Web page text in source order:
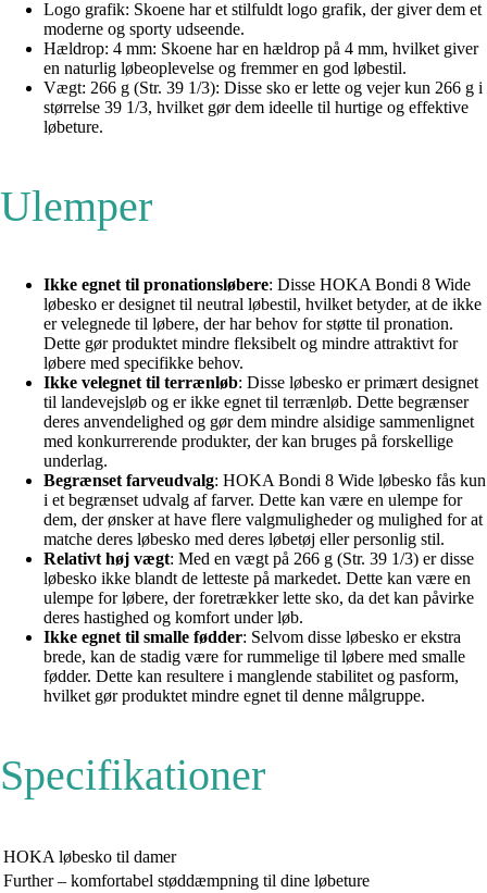
Logo grafik: Skoene har et stilfuldt logo grafik, der giver dem et
moderne og sporty udseende.
Hældrop: 4 mm: Skoene har en hældrop på 4 mm, hvilket giver
en naturlig løbeoplevelse og fremmer en god løbestil.
Vægt: 266 g (Str. 39 1/3): Disse sko er lette og vejer kun 266 g i
størrelse 39 1/3, hvilket gør dem ideelle til hurtige og effektive
løbeture.
Ulemper
Ikke egnet til pronationsløbere: Disse HOKA Bondi 8 Wide
løbesko er designet til neutral løbestil, hvilket betyder, at de ikke
er velegnede til løbere, der har behov for støtte til pronation.
Dette gør produktet mindre fleksibelt og mindre attraktivt for
løbere med specifikke behov.
Ikke velegnet til terrænløb: Disse løbesko er primært designet
til landevejsløb og er ikke egnet til terrænløb. Dette begrænser
deres anvendelighed og gør dem mindre alsidige sammenlignet
med konkurrerende produkter, der kan bruges på forskellige
underlag.
Begrænset farveudvalg: HOKA Bondi 8 Wide løbesko fås kun
i et begrænset udvalg af farver. Dette kan være en ulempe for
dem, der ønsker at have flere valgmuligheder og mulighed for at
matche deres løbesko med deres løbetøj eller personlig stil.
Relativt høj vægt: Med en vægt på 266 g (Str. 39 1/3) er disse
løbesko ikke blandt de letteste på markedet. Dette kan være en
ulempe for løbere, der foretrækker lette sko, da det kan påvirke
deres hastighed og komfort under løb.
Ikke egnet til smalle fødder: Selvom disse løbesko er ekstra
brede, kan de stadig være for rummelige til løbere med smalle
fødder. Dette kan resultere i manglende stabilitet og pasform,
hvilket gør produktet mindre egnet til denne målgruppe.
Specifikationer
HOKA løbesko til damer
Further – komfortabel støddæmpning til dine løbeture